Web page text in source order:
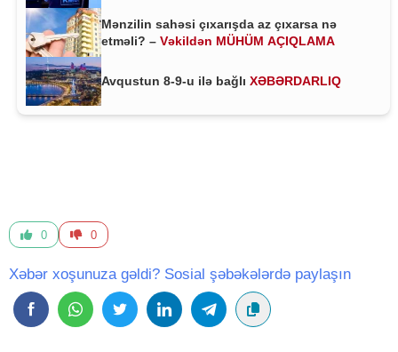
Mənzilin sahəsi çıxarışda az çıxarsa nə
etməli? – Vəkildən MÜHÜM AÇIQLAMA
Avqustun 8-9-u ilə bağlı XƏBƏRDARLIQ
0 0
Xəbər xoşunuza gəldi? Sosial şəbəkələrdə paylaşın